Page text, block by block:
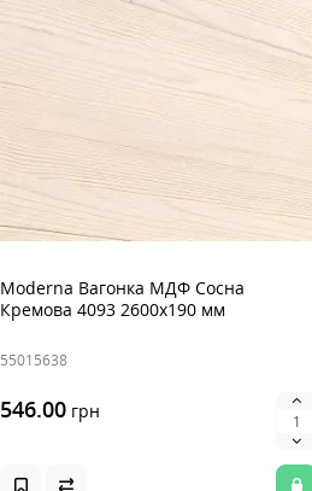
Moderna Вагонка МДФ Сосна
Кремова 4093 2600x190 мм
55015638
546.00 грн